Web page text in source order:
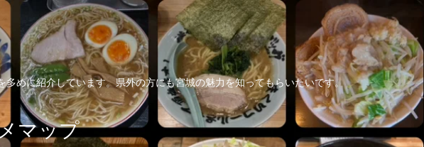
めに紹介しています。県外の方にも宮城の魅力を知ってもらいたいです。
マップ